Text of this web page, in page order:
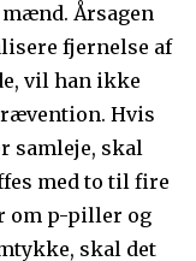
Årsagen
fjernelse af
vil han ikke
Hvis
samleje, skal
med to til fire
om p-piller og
skal det